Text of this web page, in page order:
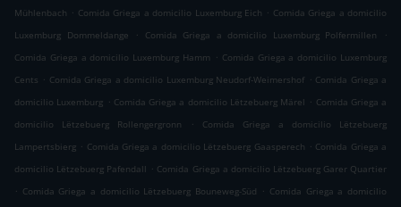
Mühlenbach . Comida Griega a domicilio Luxemburg Eich . Comida Griega a domicilio
Luxemburg Dommeldange
. Comida Griega a domicilio Luxemburg Polfermillen
.
Comida Griega a domicilio Luxemburg Hamm . Comida Griega a domicilio Luxemburg
Cents . Comida Griega a domicilio Luxemburg Neudorf-Weimershof . Comida Griega a
domicilio Luxemburg . Comida Griega a domicilio Lëtzebuerg Märel . Comida Griega a
domicilio Lëtzebuerg Rollengergronn
.
Comida Griega a domicilio Lëtzebuerg
Lampertsbierg . Comida Griega a domicilio Lëtzebuerg Gaasperech . Comida Griega a
domicilio Lëtzebuerg Pafendall . Comida Griega a domicilio Lëtzebuerg Garer Quartier
. Comida Griega a domicilio Lëtzebuerg Bouneweg-Süd . Comida Griega a domicilio